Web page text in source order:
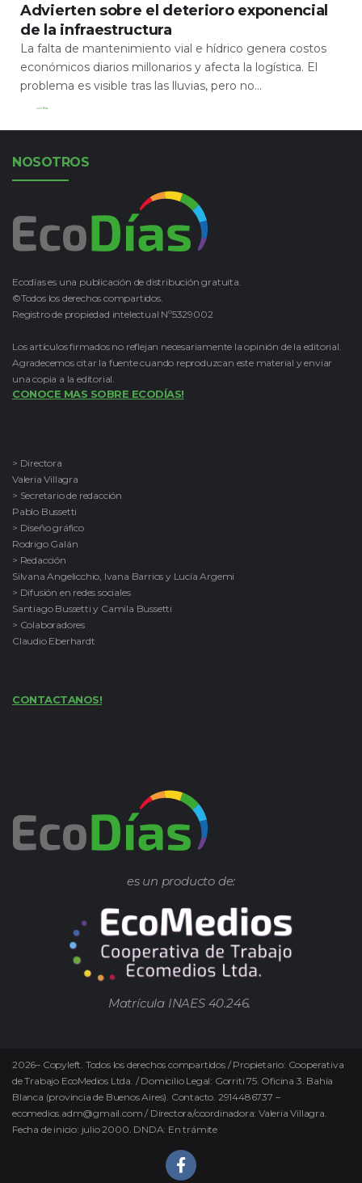
Advierten sobre el deterioro exponencial
de la infraestructura
La falta de mantenimiento vial e hídrico genera costos
económicos diarios millonarios y afecta la logística. El
problema es visible tras las lluvias, pero no...
Leer Más
NOSOTROS
Ecodías es una publicación de distribución gratuita.
©Todos los derechos compartidos.
Registro de propiedad intelectual Nº5329002
Los artículos firmados no reflejan necesariamente la opinión de la editorial.
Agradecemos citar la fuente cuando reproduzcan este material y enviar
una copia a la editorial.
CONOCE MAS SOBRE ECODÍAS!
> Directora
Valeria Villagra
> Secretario de redacción
Pablo Bussetti
> Diseño gráfico
Rodrigo Galán
> Redacción
Silvana Angelicchio, Ivana Barrios y Lucía Argemi
> Difusión en redes sociales
Santiago Bussetti y Camila Bussetti
> Colaboradores
Claudio Eberhardt
CONTACTANOS!
es un producto de:
Matrícula INAES 40.246.
2026– Copyleft. Todos los derechos compartidos / Propietario: Cooperativa
de Trabajo EcoMedios Ltda. / Domicilio Legal: Gorriti 75. Oficina 3. Bahía
Blanca (provincia de Buenos Aires). Contacto. 2914486737 –
ecomedios.adm@gmail.com / Directora/coordinadora: Valeria Villagra.
Fecha de inicio: julio 2000. DNDA: En trámite